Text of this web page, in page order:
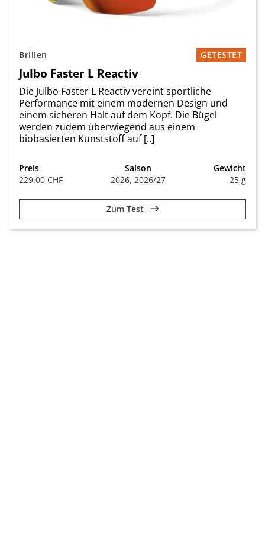
Brillen GETESTET
Julbo Faster L Reactiv
Die Julbo Faster L Reactiv vereint sportliche
Performance mit einem modernen Design und
einem sicheren Halt auf dem Kopf. Die Bügel
werden zudem überwiegend aus einem
biobasierten Kunststoff auf [..]
Preis
229.00 CHF
Saison
2026, 2026/27
Gewicht
25 g
Zum Test